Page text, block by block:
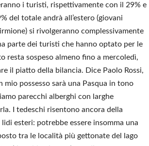
i turisti, rispettivamente con il 29% e
del totale andrà all’estero (giovani
si rivolgeranno complessivamente
parte dei turisti che hanno optato per le
resta sospeso almeno fino a mercoledì,
il piatto della bilancia. Dice Paolo Rossi,
possesso sarà una Pasqua in tono
parecchi alberghi con larghe
I tedeschi risentono ancora della
esteri: potrebbe essere insomma una
tra le località più gettonate del lago